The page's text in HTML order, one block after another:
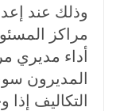
وذلك عند
مراكز
أداء مديري
المديرون
التكاليف إذا